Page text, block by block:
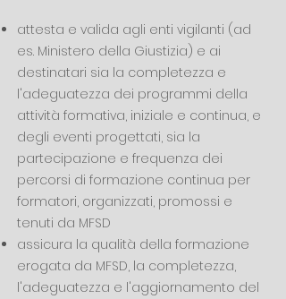
attesta e valida agli enti vigilanti (ad
es. Ministero della Giustizia) e ai
destinatari sia la completezza e
l'adeguatezza dei programmi della
attività formativa, iniziale e continua, e
degli eventi progettati, sia la
partecipazione e frequenza dei
percorsi di formazione continua per
formatori, organizzati, promossi e
tenuti da MFSD
assicura la qualità della formazione
erogata da MFSD, la completezza,
l'adeguatezza e l'aggiornamento del